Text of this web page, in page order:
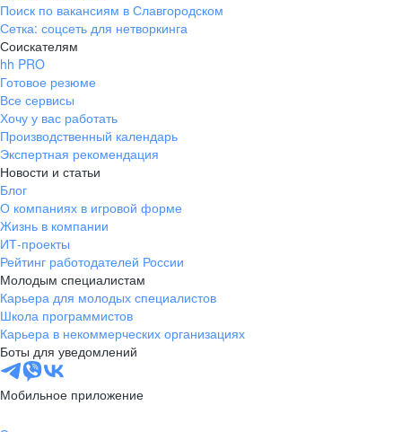
Поиск по вакансиям в Славгородском
Сетка: соцсеть для нетворкинга
Соискателям
hh PRO
Готовое резюме
Все сервисы
Хочу у вас работать
Производственный календарь
Экспертная рекомендация
Новости и статьи
Блог
О компаниях в игровой форме
Жизнь в компании
ИТ-проекты
Рейтинг работодателей России
Молодым специалистам
Карьера для молодых специалистов
Школа программистов
Карьера в некоммерческих организациях
Боты для уведомлений
Мобильное приложение